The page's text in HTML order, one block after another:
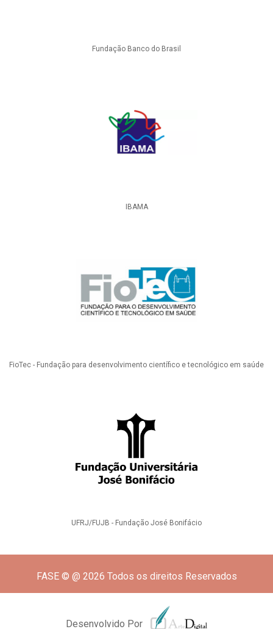
Fundação Banco do Brasil
IBAMA
FioTec - Fundação para desenvolvimento científico e tecnológico em saúde
UFRJ/FUJB - Fundação José Bonifácio
FASE © @ 2026 Todos os direitos Reservados
Desenvolvido Por